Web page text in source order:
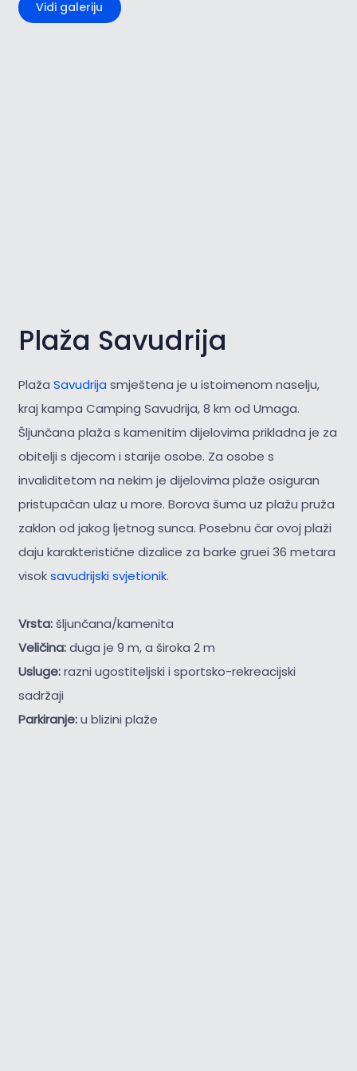
Vidi galeriju
Plaža Savudrija
Plaža Savudrija smještena je u istoimenom naselju,
kraj kampa Camping Savudrija, 8 km od Umaga.
Šljunčana plaža s kamenitim dijelovima prikladna je za
obitelji s djecom i starije osobe. Za osobe s
invaliditetom na nekim je dijelovima plaže osiguran
pristupačan ulaz u more. Borova šuma uz plažu pruža
zaklon od jakog ljetnog sunca. Posebnu čar ovoj plaži
daju karakteristične dizalice za barke gruei 36 metara
visoksavudrijski svjetionik.
Vrsta:šljunčana/kamenita
Veličina:duga je 9 m, a široka 2 m
Usluge:razni ugostiteljski i sportsko-rekreacijski
sadržaji
Parkiranje:u blizini plaže